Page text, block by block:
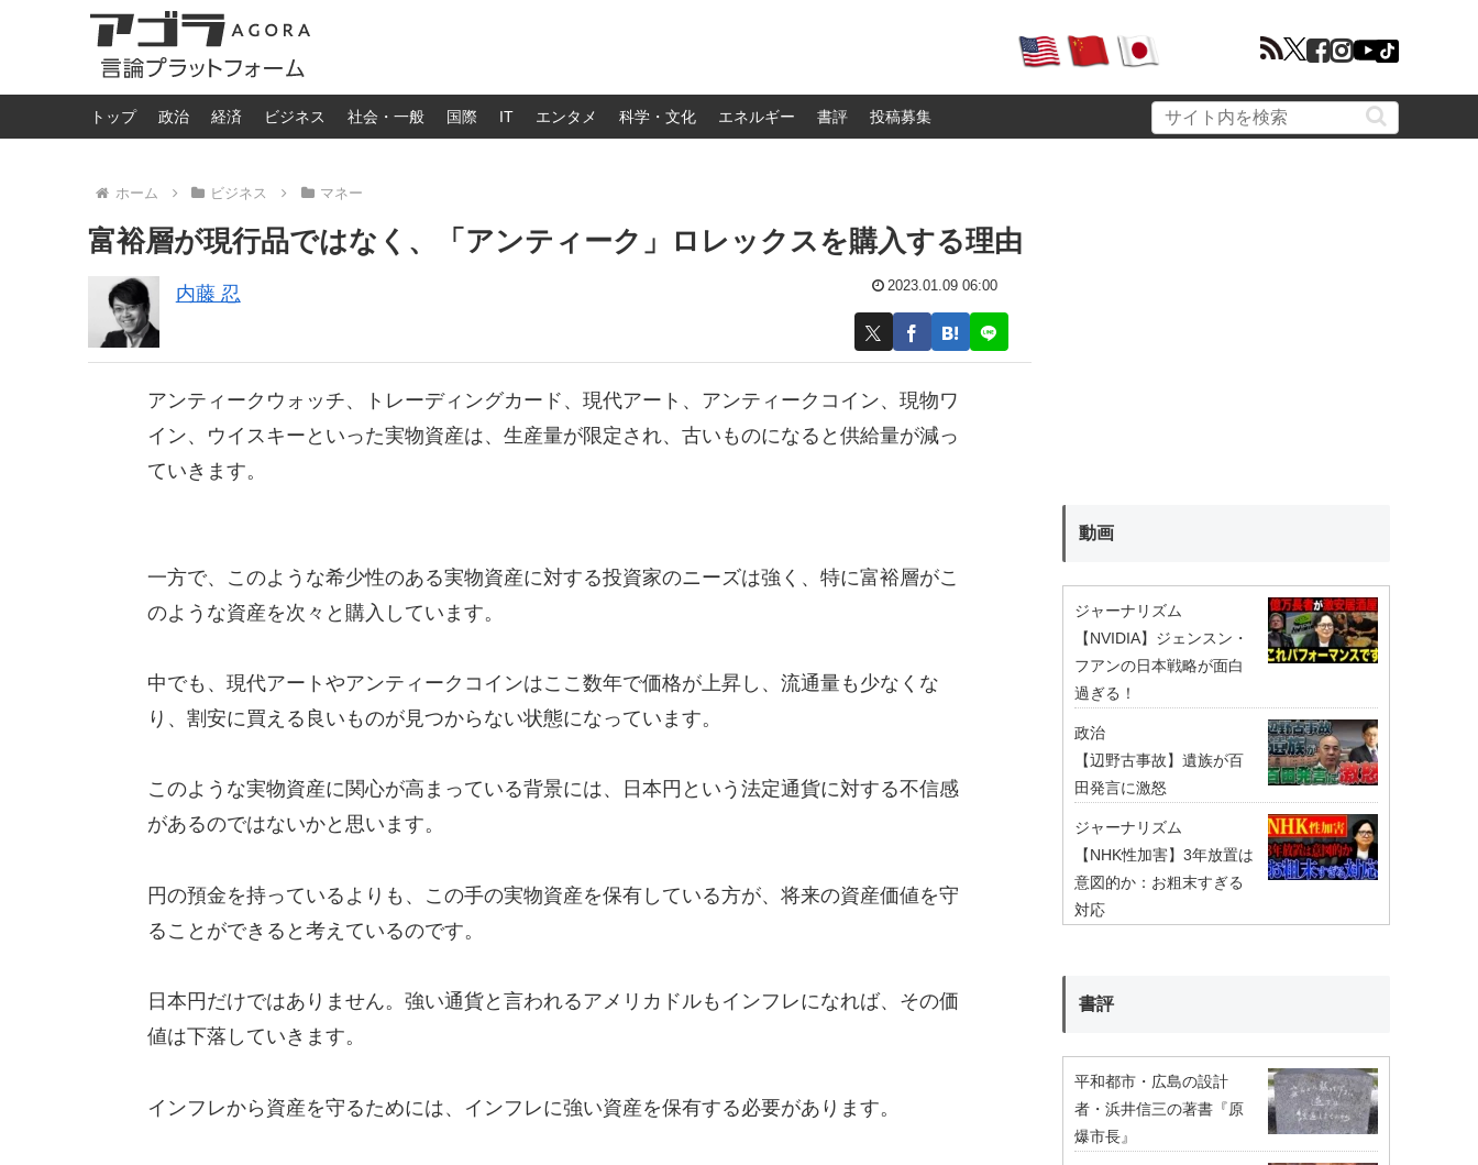
トップ 政治 経済 ビジネス 社会・一般 国際 IT エンタメ 科学・文化 エネルギー 書評 投稿募集
ホーム ビジネス マネー
富裕層が現行品ではなく、「アンティーク」ロレックスを購入する理由
内藤 忍 2023.01.09 06:00
アンティークウォッチ、トレーディングカード、現代アート、アンティークコイン、現物ワ
イン、ウイスキーといった実物資産は、生産量が限定され、古いものになると供給量が減っ
ていきます。
一方で、このような希少性のある実物資産に対する投資家のニーズは強く、特に富裕層がこ
のような資産を次々と購入しています。
中でも、現代アートやアンティークコインはここ数年で価格が上昇し、流通量も少なくな
り、割安に買える良いものが見つからない状態になっています。
このような実物資産に関心が高まっている背景には、日本円という法定通貨に対する不信感
があるのではないかと思います。
円の預金を持っているよりも、この手の実物資産を保有している方が、将来の資産価値を守
ることができると考えているのです。
日本円だけではありません。強い通貨と言われるアメリカドルもインフレになれば、その価
値は下落していきます。
インフレから資産を守るためには、インフレに強い資産を保有する必要があります。
動画
ジャーナリズム
【NVIDIA】ジェンスン・
フアンの日本戦略が面白
過ぎる！
政治
【辺野古事故】遺族が百
田発言に激怒
ジャーナリズム
【NHK性加害】3年放置は
意図的か：お粗末すぎる
対応
書評
平和都市・広島の設計
者・浜井信三の著書『原
爆市長』